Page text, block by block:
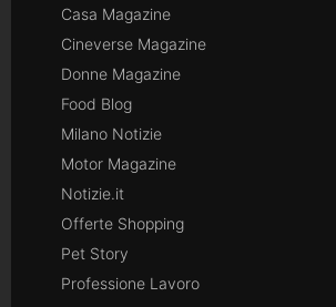
Casa Magazine
Cineverse Magazine
Donne Magazine
Food Blog
Milano Notizie
Motor Magazine
Notizie.it
Offerte Shopping
Pet Story
Professione Lavoro